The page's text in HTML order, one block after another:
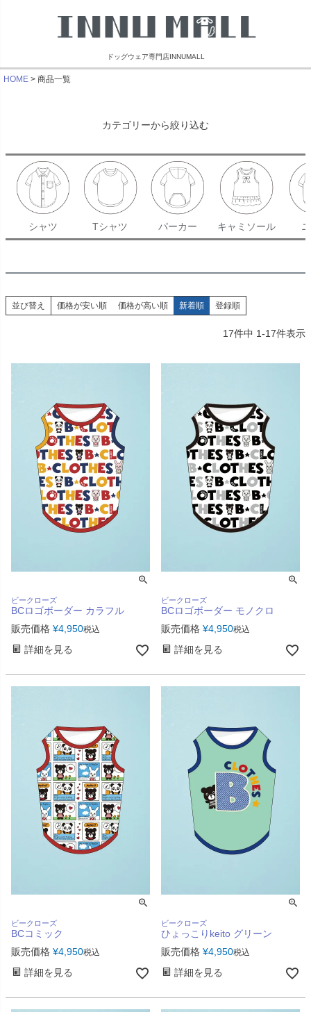
ドッグウェア専門店INNUMALL
HOME 商品一覧
ンブラザーズ
ュロイシャツ
ビーチェホリック
スーパーベー君 クー
ライフライク
寝そべりアニマルト
レーナー ゼブラ
〜
ー
〜
カテゴリーから絞り込む
シャツ Tシャツ パーカー キャミソール
並び替え 価格が安い順 価格が高い順 新着順 登録順
17件中 1-17件表示
ビークローズ
BCロゴボーダー カラフル
販売価格 ¥4,950税込
詳細を見る
ビークローズ
BCロゴボーダー モノクロ
販売価格 ¥4,950税込
詳細を見る
ビークローズ
BCコミック
販売価格 ¥4,950税込
詳細を見る
ビークローズ
ひょっこりkeito グリーン
販売価格 ¥4,950税込
詳細を見る